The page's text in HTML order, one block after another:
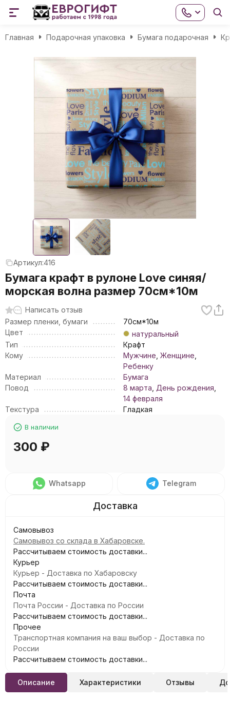
Главная Подарочная упаковка Бумага подарочная
Артикул:416
Бумага крафт в рулоне Love синяя/
морская волна размер 70см*10м
Написать отзыв
Размер пленки, бумаги
70см*10м
Цвет
натуральный
Тип
Крафт
Кому
Мужчине Женщине
Ребенку
Материал
Бумага
Повод
8 марта День рождения
14 февраля
Текстура
Гладкая
В наличии
300 ₽
Whatsapp Telegram
Самовывоз
Самовывоз со склада в Хабаровске.
Рассчитываем стоимость доставки...
Курьер
Курьер - Доставка по Хабаровску
Рассчитываем стоимость доставки...
Почта
Почта России - Доставка по России
Рассчитываем стоимость доставки...
Прочее
Транспортная компания на ваш выбор - Доставка по
России
Рассчитываем стоимость доставки...
Описание Характеристики Отзывы